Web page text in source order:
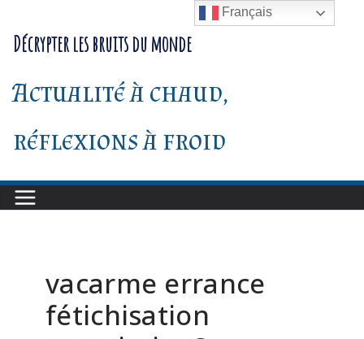
au
contenu
Décrypter les bruits du monde
Actualité à chaud,
réflexions à froid
vacarme errance
fétichisation
Français